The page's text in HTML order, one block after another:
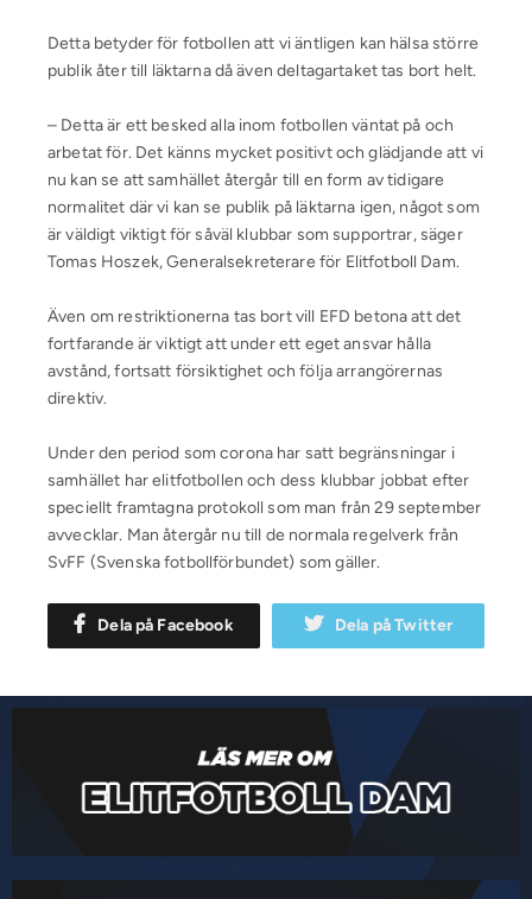
Detta betyder för fotbollen att vi äntligen kan hälsa större
publik åter till läktarna då även deltagartaket tas bort helt.
– Detta är ett besked alla inom fotbollen väntat på och
arbetat för. Det känns mycket positivt och glädjande att vi
nu kan se att samhället återgår till en form av tidigare
normalitet där vi kan se publik på läktarna igen, något som
är väldigt viktigt för såväl klubbar som supportrar, säger
Tomas Hoszek, Generalsekreterare för Elitfotboll Dam.
Även om restriktionerna tas bort vill EFD betona att det
fortfarande är viktigt att under ett eget ansvar hålla
avstånd, fortsatt försiktighet och följa arrangörernas
direktiv.
Under den period som corona har satt begränsningar i
samhället har elitfotbollen och dess klubbar jobbat efter
speciellt framtagna protokoll som man från 29 september
avvecklar. Man återgår nu till de normala regelverk från
SvFF (Svenska fotbollförbundet) som gäller.
Dela på Facebook Dela på Twitter